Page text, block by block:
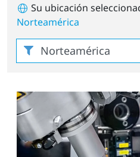
Su ubicación
Norteamérica